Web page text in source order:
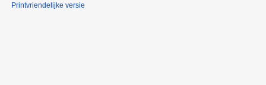
Printvriendelijke versie